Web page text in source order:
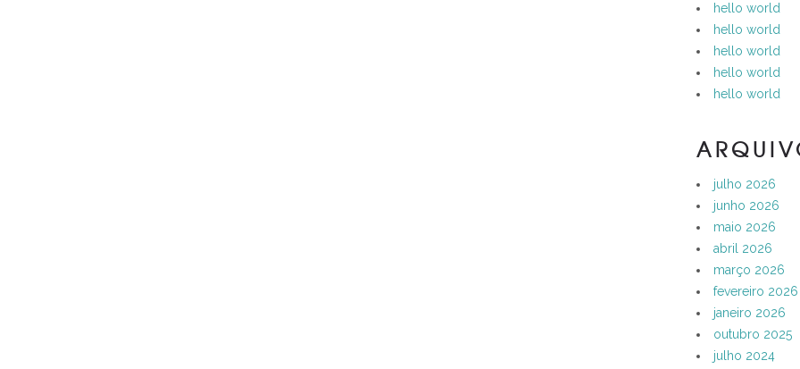
hello world
hello world
hello world
hello world
hello world
julho 2026
junho 2026
maio 2026
abril 2026
março 2026
fevereiro 2026
janeiro 2026
outubro 2025
julho 2024